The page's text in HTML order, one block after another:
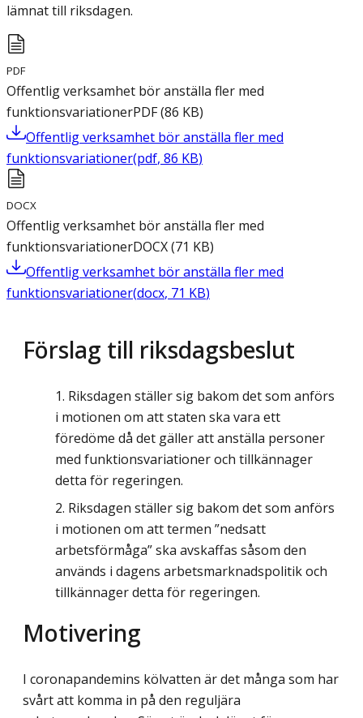
lämnat till riksdagen.
PDF
Offentlig verksamhet bör anställa fler med
funktionsvariationerPDF(86 KB)
Offentlig verksamhet bör anställa fler med
funktionsvariationer(pdf, 86 KB)
DOCX
Offentlig verksamhet bör anställa fler med
funktionsvariationerDOCX(71 KB)
Offentlig verksamhet bör anställa fler med
funktionsvariationer(docx, 71 KB)
Förslag till riksdagsbeslut
Riksdagen ställer sig bakom det som anförs
i motionen om att staten ska vara ett
föredöme då det gäller att anställa personer
med funktionsvariationer och tillkännager
detta för regeringen.
Riksdagen ställer sig bakom det som anförs
i motionen om att termen ”nedsatt
arbetsförmåga” ska avskaffas såsom den
används i dagens arbetsmarknadspolitik och
tillkännager detta för regeringen.
Motivering
I coronapandemins kölvatten är det många som har
svårt att komma in på den reguljära